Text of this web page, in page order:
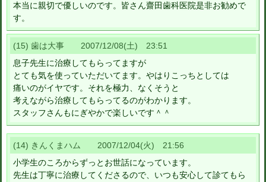
本当に親切で優しいのです。皆さん齋田歯科医院是非お勧めで
す。
(15) 歯は大事 2007/12/08(土) 23:51
息子先生に治療してもらってますが
とても気を使っていただいてます。やはりこっちとしては
痛いのがイヤです。それを極力、なくそうと
考えながら治療してもらってるのがわかります。
スタッフさんもにぎやかで楽しいです＾＾
(14) きんくまハム 2007/12/04(火) 21:56
小学生のころからずっとお世話になっています。
先生は丁寧に治療してくださるので、いつも安心して診てもら